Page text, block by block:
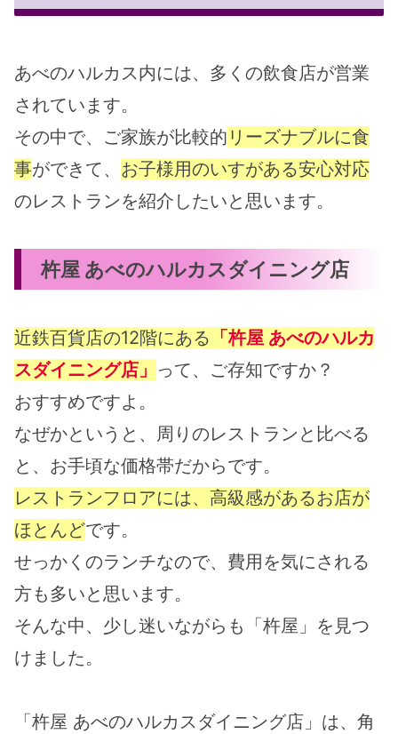
あべのハルカス内には、多くの飲食店が営業
されています。
その中で、ご家族が比較的 リーズナブルに食
事ができて、 お子様用のいすがある安心対応
のレストランを紹介したいと思います。
杵屋 あべのハルカスダイニング店
近鉄百貨店の12階にある 「杵屋 あべのハルカ
スダイニング店」 って、ご存知ですか？
おすすめですよ。
なぜかというと、周りのレストランと比べる
と、お手頃な価格帯だからです。
レストランフロアには、高級感があるお店が
ほとんどです。
せっかくのランチなので、費用を気にされる
方も多いと思います。
そんな中、少し迷いながらも「杵屋」を見つ
けました。
「杵屋 あべのハルカスダイニング店」は、角